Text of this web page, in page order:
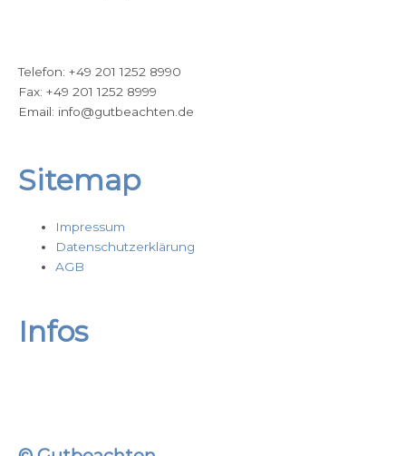
o
o
k
Telefon: +49 201 1252 8990
Fax: +49 201 1252 8999
Email: info@gutbeachten.de
Sitemap
Impressum
Datenschutzerklärung
AGB
Infos